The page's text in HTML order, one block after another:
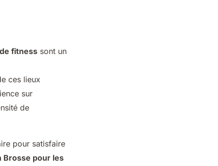
fitness sont un
ces lieux
sur
de
pour satisfaire
Brosse pour les